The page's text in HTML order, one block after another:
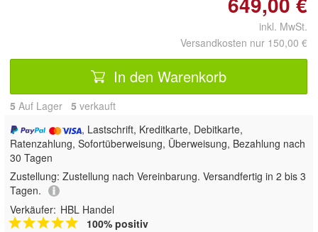
inkl. MwSt.
Versandkosten nur 150,00 €
In den Warenkorb
5 Auf Lager 5 verkauft
, Lastschrift, Kreditkarte, Debitkarte,
Ratenzahlung, Sofortüberweisung, Überweisung, Bezahlung nach
30 Tagen
Zustellung: Zustellung nach Vereinbarung. Versandfertig in 2 bis 3
Tagen.
Verkäufer: HBL Handel
100% positiv